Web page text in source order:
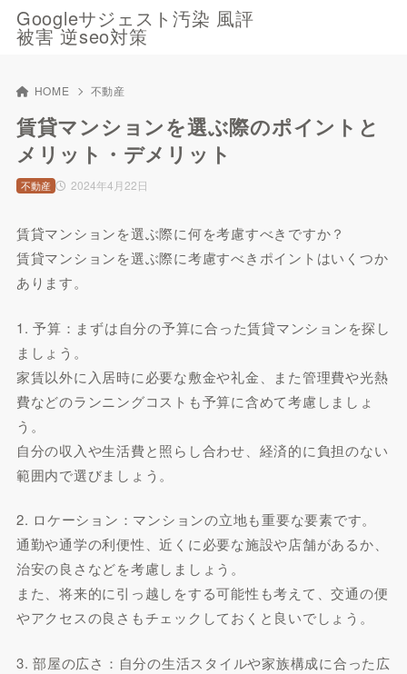
Googleサジェスト汚染 風評
被害 逆seo対策
HOME 不動産
賃貸マンションを選ぶ際のポイントと
メリット・デメリット
2024年4月22日
不動産
賃貸マンションを選ぶ際に何を考慮すべきですか？
賃貸マンションを選ぶ際に考慮すべきポイントはいくつか
あります。
1. 予算：まずは自分の予算に合った賃貸マンションを探し
ましょう。
家賃以外に入居時に必要な敷金や礼金、また管理費や光熱
費などのランニングコストも予算に含めて考慮しましょ
う。
自分の収入や生活費と照らし合わせ、経済的に負担のない
範囲内で選びましょう。
2. ロケーション：マンションの立地も重要な要素です。
通勤や通学の利便性、近くに必要な施設や店舗があるか、
治安の良さなどを考慮しましょう。
また、将来的に引っ越しをする可能性も考えて、交通の便
やアクセスの良さもチェックしておくと良いでしょう。
3. 部屋の広さ：自分の生活スタイルや家族構成に合った広